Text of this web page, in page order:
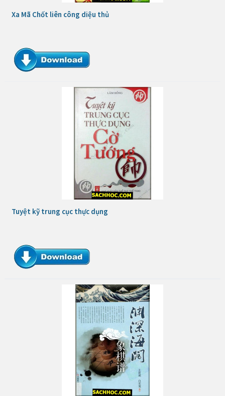
Xa Mã Chốt liên công diệu thủ
Tuyệt kỹ trung cục thực dụng